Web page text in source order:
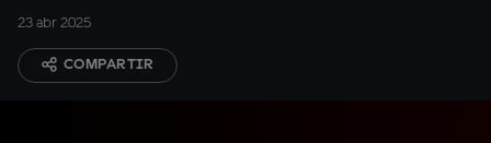
23 abr 2025
COMPARTIR